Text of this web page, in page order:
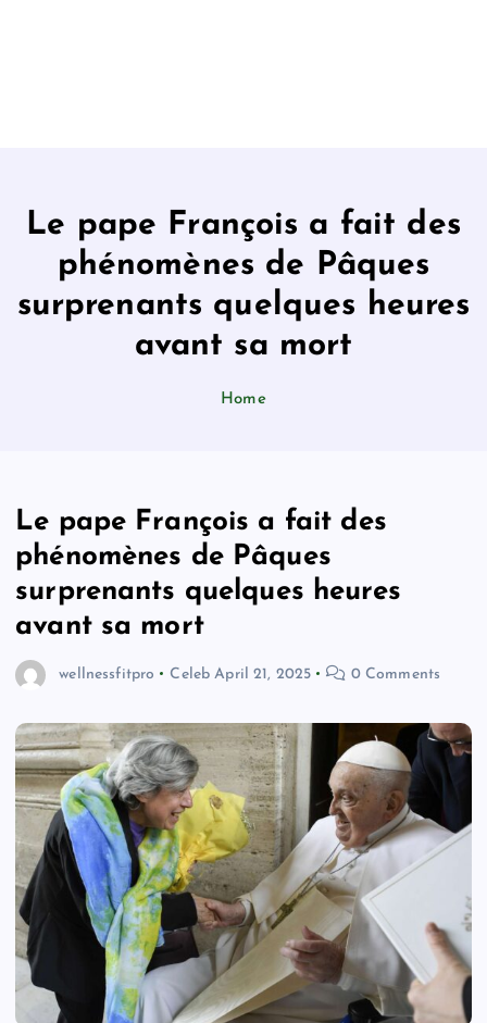
Le pape François a fait des
phénomènes de Pâques
surprenants quelques heures
avant sa mort
Home
Le pape François a fait des
phénomènes de Pâques
surprenants quelques heures
avant sa mort
wellnessfitpro Celeb April 21, 2025 0 Comments